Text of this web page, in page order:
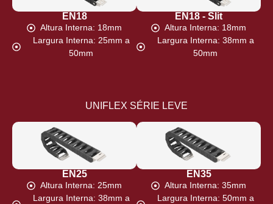
EN18
Altura Interna: 18mm
Largura Interna: 25mm a
50mm
EN18 - Slit
Altura Interna: 18mm
Largura Interna: 38mm a
50mm
UNIFLEX SÉRIE LEVE
EN25
Altura Interna: 25mm
Largura Interna: 38mm a
EN35
Altura Interna: 35mm
Largura Interna: 50mm a